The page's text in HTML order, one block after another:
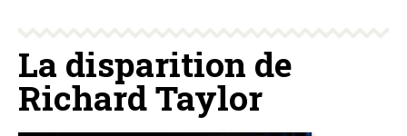
La disparition de
Richard Taylor